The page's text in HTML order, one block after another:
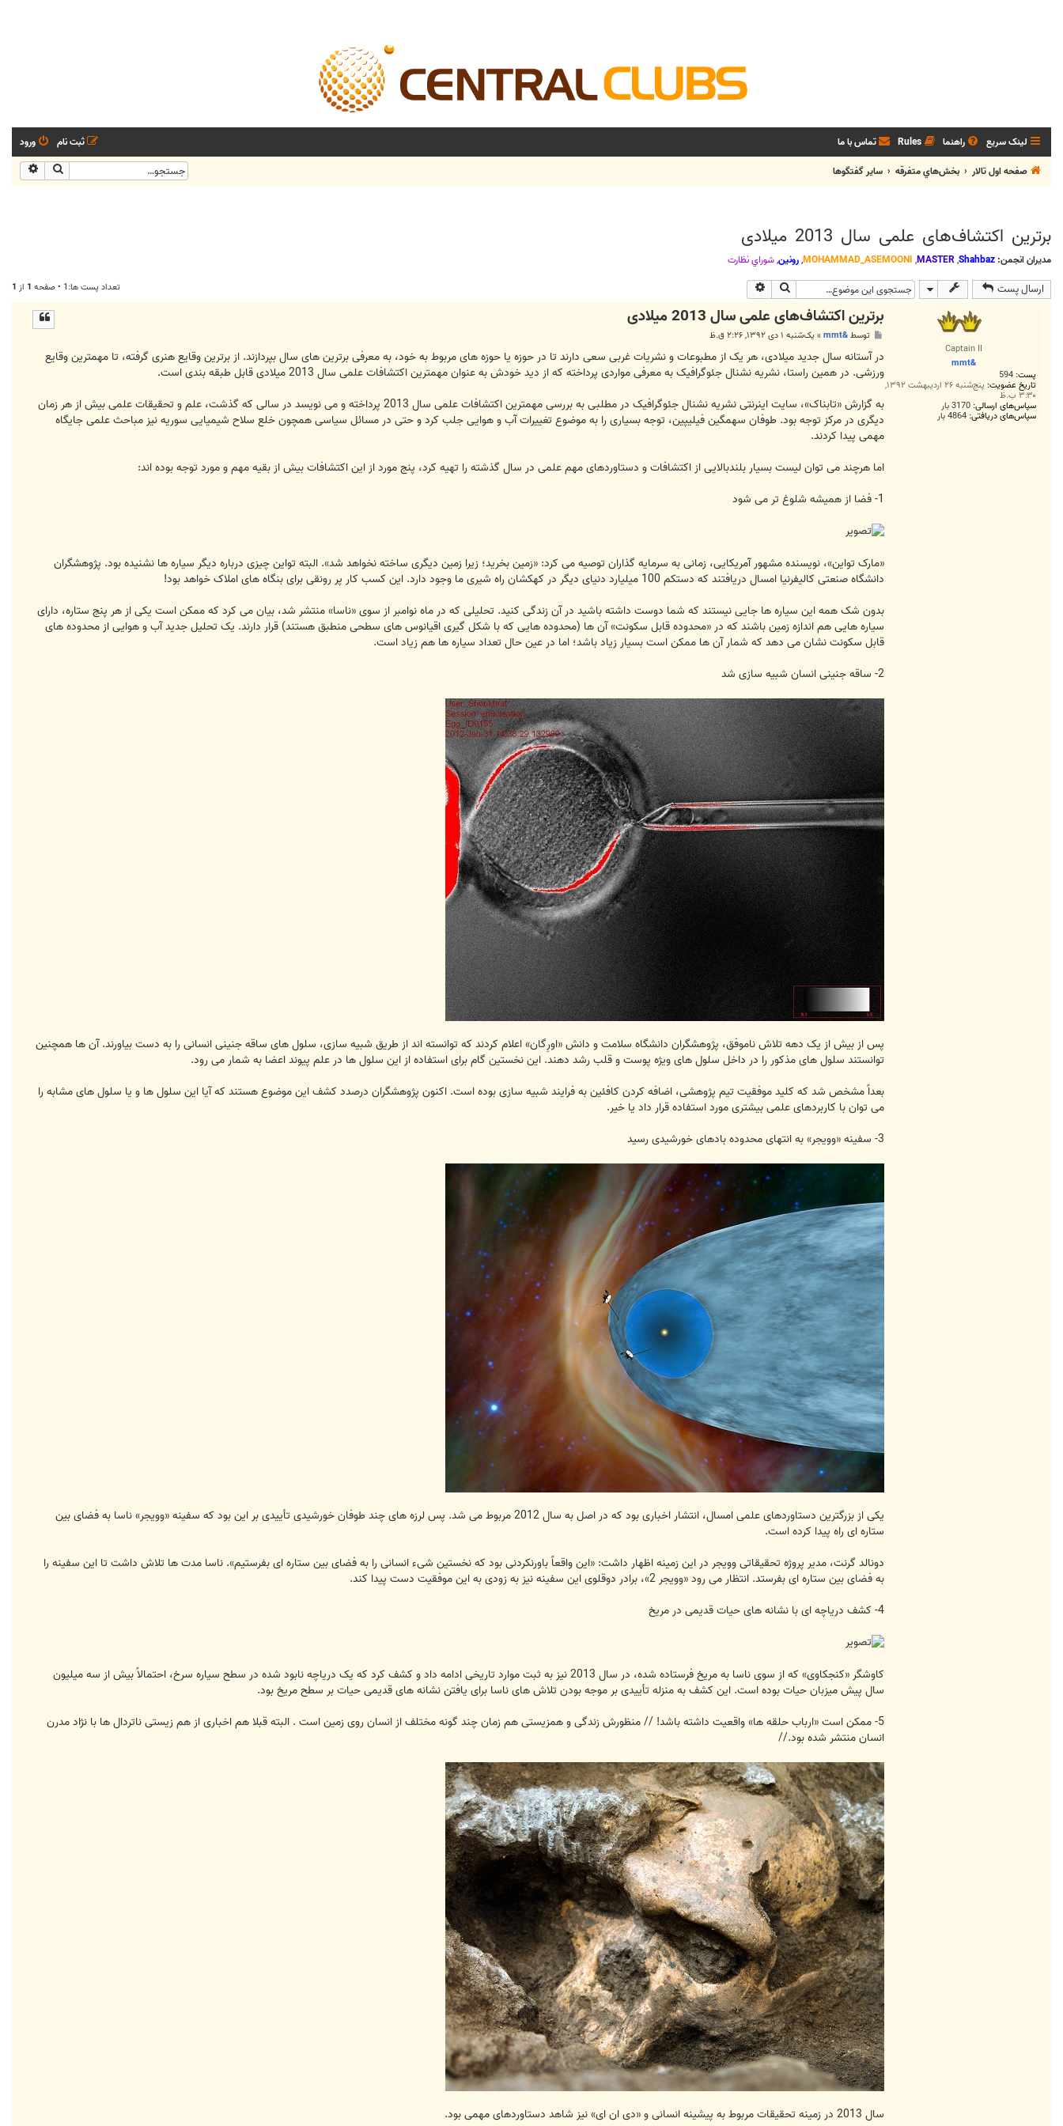
لینک سریع راهنما Rules تماس با ما ورود
ثبت نام
صفحه اول تالار
بخش‌‌هاي متفرقه ساير گفتگوها جستجو
برترین اکتشاف‌های علمی سال 2013 میلادی
مدیران انجمن: Shahbaz
,
MASTER
,
MOHAMMAD_ASEMOONI
,رونین,شوراي نظارت
ارسال پست جستجو تعداد پست ها:1 • صفحه 1 از 1
Captain II
&mmt
پست: 594
تاریخ عضویت: پنج‌شنبه ۲۶ اردیبهشت ۱۳۹۲,
۳:۳۰ ب.ظ
سپاس‌های ارسالی: 3170 بار
سپاس‌های دریافتی: 4864 بار
برترین اکتشاف‌های علمی سال 2013 میلادی
ت
توسط&mmt
» یک‌شنبه ۱ دی ۱۳۹۲, ۲:۲۶ ق.ظ
در آستانه سال جدید میلادی، هر یک از مطبوعات و نشریات غربی سعی دارند تا در حوزه یا حوزه های مربوط به خود، به معرفی برترین های سال بپردازند. از برترین وقایع هنری گرفته، تا مهمترین وقایع
ورزشی. در همین راستا، نشریه نشنال جئوگرافیک به معرفی مواردی پرداخته که از دید خودش به عنوان مهمترین اکتشافات علمی سال 2013 میلادی قابل طبقه بندی است.
به گزارش «تابناک»، سایت اینرنتی نشریه نشنال جئوگرافیک در مطلبی به بررسی مهمترین اکتشافات علمی سال 2013 پرداخته و می نویسد در سالی که گذشت، علم و تحقیقات علمی بیش از هر زمان
دیگری در مرکز توجه بود. طوفان سهمگین فیلیپین، توجه بسیاری را به موضوع تغییرات آب و هوایی جلب کرد و حتی در مسائل سیاسی همچون خلع سلاح شیمیایی سوریه نیز مباحث علمی جایگاه
مهمی پیدا کردند.
اما هرچند می توان لیست بسیار بلندبالایی از اکتشافات و دستاوردهای مهم علمی در سال گذشته را تهیه کرد، پنج مورد از این اکتشافات بیش از بقیه مهم و مورد توجه بوده اند:
1- فضا از همیشه شلوغ تر می شود
«مارک تواین»، نویسنده مشهور آمریکایی، زمانی به سرمایه گذاران توصیه می کرد: «زمین بخرید؛ زیرا زمین دیگری ساخته نخواهد شد». البته تواین چیزی درباره دیگر سیاره ها نشنیده بود. پژوهشگران
دانشگاه صنعتی کالیفرنیا امسال دریافتند که دستکم 100 میلیارد دنیای دیگر در کهکشان راه شیری ما وجود دارد. این کسب کار پر رونقی برای بنگاه های املاک خواهد بود!
بدون شک همه این سیاره ها جایی نیستند که شما دوست داشته باشید در آن زندگی کنید. تحلیلی که در ماه نوامبر از سوی «ناسا» منتشر شد، بیان می کرد که ممکن است یکی از هر پنج ستاره، دارای
سیاره هایی هم اندازه زمین باشند که در «محدوده قابل سکونت» آن ها (محدوده هایی که با شکل گیری اقیانوس های سطحی منطبق هستند) قرار دارند. یک تحلیل جدید آب و هوایی از محدوده های
قابل سکونت نشان می دهد که شمار آن ها ممکن است بسیار زیاد باشد؛ اما در عین حال تعداد سیاره ها هم زیاد است.
2- ساقه جنینی انسان شبیه سازی شد
پس از بیش از یک دهه تلاش ناموفق، پژوهشگران دانشگاه سلامت و دانش «اورِگان» اعلام کردند که توانسته اند از طریق شبیه سازی، سلول های ساقه جنینی انسانی را به دست بیاورند. آن ها همچنین
توانستند سلول های مذکور را در داخل سلول های ویژه پوست و قلب رشد دهند. این نخستین گام برای استفاده از این سلول ها در علم پیوند اعضا به شمار می رود.
بعداً مشخص شد که کلید موفقیت تیم پژوهشی، اضافه کردن کافئین به فرایند شبیه سازی بوده است. اکنون پژوهشگران درصدد کشف این موضوع هستند که آیا این سلول ها و یا سلول های مشابه را
می توان با کاربردهای علمی بیشتری مورد استفاده قرار داد یا خیر.
3- سفینه «وویجر» به انتهای محدوده بادهای خورشیدی رسید
یکی از بزرگترین دستاوردهای علمی امسال، انتشار اخباری بود که در اصل به سال 2012 مربوط می شد. پس لرزه های چند طوفان خورشیدی تأییدی بر این بود که سفینه «وویجر» ناسا به فضای بین
ستاره ای راه پیدا کرده است.
دونالد گرنت، مدیر پروژه تحقیقاتی وویجر در این زمینه اظهار داشت: «این واقعاً باورنکردنی بود که نخستین شیء انسانی را به فضای بین ستاره ای بفرستیم». ناسا مدت ها تلاش داشت تا این سفینه را
به فضای بین ستاره ای بفرستد. انتظار می رود «وویجر 2»، برادر دوقلوی این سفینه نیز به زودی به این موفقیت دست پیدا کند.
4- کشف دریاچه ای با نشانه های حیات قدیمی در مریخ
کاوشگر «کنجکاوی» که از سوی ناسا به مریخ فرستاده شده، در سال 2013 نیز به ثبت موارد تاریخی ادامه داد و کشف کرد که یک دریاچه نابود شده در سطح سیاره سرخ، احتمالاً بیش از سه میلیون
سال پیش میزبان حیات بوده است. این کشف به منزله تأییدی بر موجه بودن تلاش های ناسا برای یافتن نشانه های قدیمی حیات بر سطح مریخ بود.
5- ممکن است «ارباب حلقه ها» واقعیت داشته باشد! // منظورش زندگی و همزیستی هم زمان چند گونه مختلف از انسان روی زمین است . البته قبلا هم اخباری از هم زیستی ناتردال ها با نژاد مدرن
انسان منتشر شده بود.//
سال 2013 در زمینه تحقیقات مربوط به پیشینه انسانی و «دی ان ای» نیز شاهد دستاوردهای مهمی بود.